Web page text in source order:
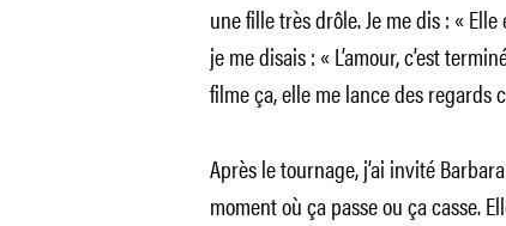
une fille très drôle. Je me dis : «
je me disais : « L’amour, c’est
filme ça, elle me lance des regards
Après le tournage, j’ai invité
moment où ça passe ou ça casse.